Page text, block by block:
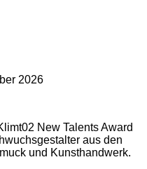
2026
New Talents Award
aus den
und Kunsthandwerk.